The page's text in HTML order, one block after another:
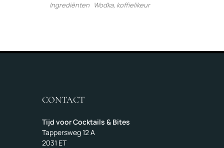
Ingrediënten Wodka, koffielikeur
CONTACT
Tijd voor Cocktails & Bites
Tappersweg 12 A
2031 ET